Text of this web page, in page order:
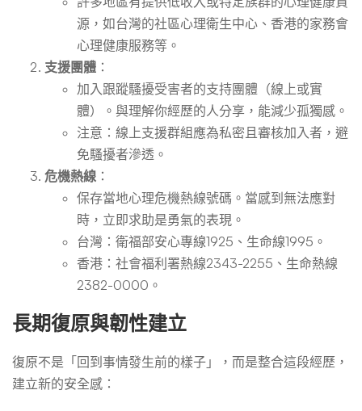
源，如台灣的社區心理衛生中心、香港的家務會
心理健康服務等。
支援團體 ：
加入跟蹤騷擾受害者的支持團體（線上或實
體）。與理解你經歷的人分享，能減少孤獨感。
注意：線上支援群組應為私密且審核加入者，避
免騷擾者滲透。
危機熱線 ：
保存當地心理危機熱線號碼。當感到無法應對
時，立即求助是勇氣的表現。
台灣：衛福部安心專線1925、生命線1995。
香港：社會福利署熱線2343-2255、生命熱線
2382-0000。
長期復原與韌性建立
復原不是「回到事情發生前的樣子」，而是整合這段經歷，
建立新的安全感：